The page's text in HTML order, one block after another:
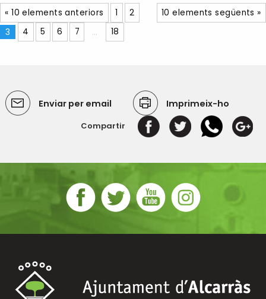
« 10 elements anteriors 10 elements següents »
1
2
3
4 5 6 7 ... 18
Enviar per email Imprimeix-ho
Compartir